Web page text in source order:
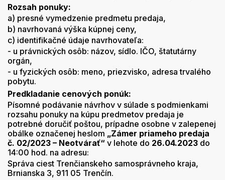
Rozsah ponuky:
a) presné vymedzenie predmetu predaja,
b) navrhovaná výška kúpnej ceny,
c) identifikačné údaje navrhovateľa:
- u právnických osôb: názov, sídlo. IČO, štatutárny
orgán,
- u fyzických osôb: meno, priezvisko, adresa trvalého
pobytu.
Predkladanie cenových ponúk:
Písomné podávanie návrhov v súlade s podmienkami
rozsahu ponuky na kúpu predmetov predaja je
potrebné doručiť poštou, prípadne osobne v zalepenej
obálke označenej heslom „Zámer priameho predaja
č. 02/2023 – Neotvárať“ v lehote do 26.04.2023 do
14:00 hod. na adresu:
Správa ciest Trenčianskeho samosprávneho kraja,
Brnianska 3, 911 05 Trenčín.